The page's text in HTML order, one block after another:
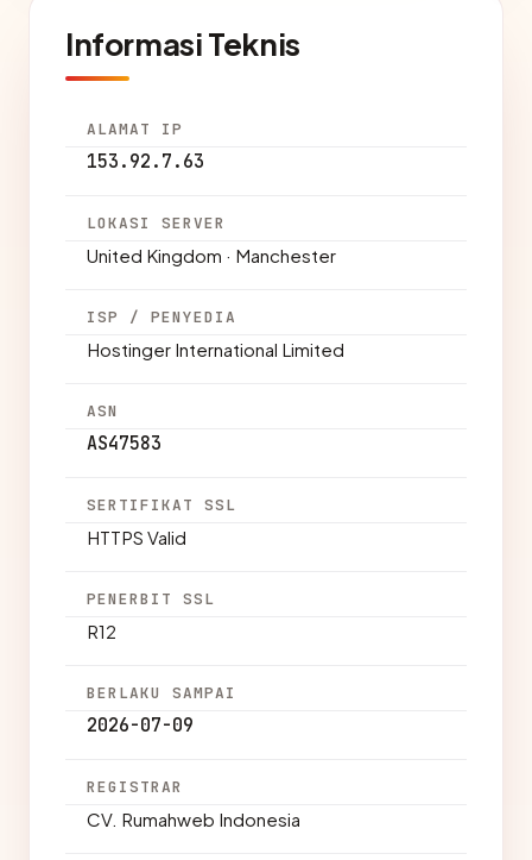
Informasi Teknis
ALAMAT IP
153.92.7.63
LOKASI SERVER
United Kingdom · Manchester
ISP / PENYEDIA
Hostinger International Limited
ASN
AS47583
SERTIFIKAT SSL
HTTPS Valid
PENERBIT SSL
R12
BERLAKU SAMPAI
2026-07-09
REGISTRAR
CV. Rumahweb Indonesia